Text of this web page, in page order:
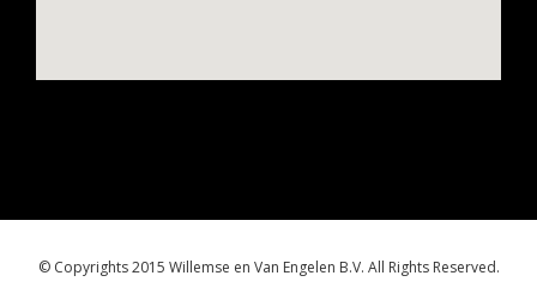
© Copyrights 2015 Willemse en Van Engelen B.V. All Rights Reserved.